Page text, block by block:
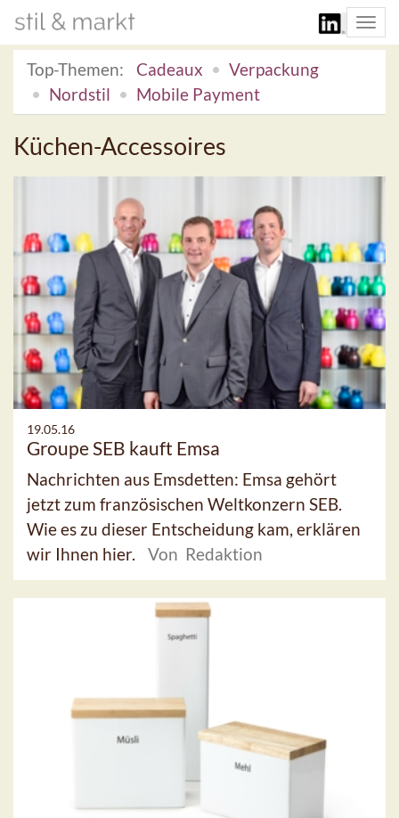
Top-Themen:
Cadeaux
Verpackung
Nordstil
Mobile Payment
Küchen-Accessoires
19.05.16
Groupe SEB kauft Emsa
Nachrichten aus Emsdetten: Emsa gehört
jetzt zum französischen Weltkonzern SEB.
Wie es zu dieser Entscheidung kam, erklären
wir Ihnen hier.
Von Redaktion